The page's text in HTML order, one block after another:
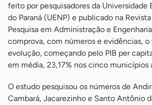
feito por pesquisadores da Universidade
do Paraná (UENP) e publicado na
Pesquisa em Administração e
comprova, com números e evidências, o
evolução, começando pelo PIB per
em média, 23,17% nos cinco municípios
O estudo pesquisou os números de
Cambará, Jacarezinho e Santo Antônio